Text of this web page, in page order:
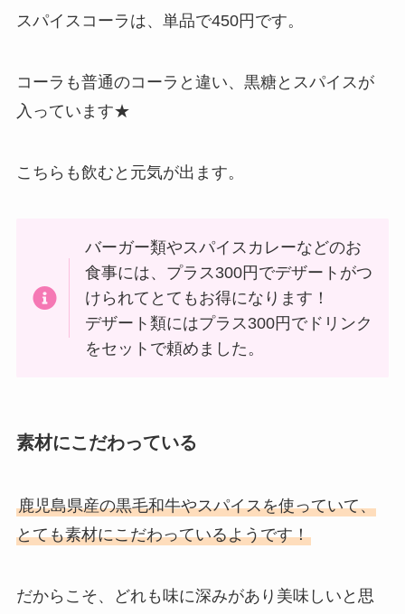
スパイスコーラは、単品で450円です。
コーラも普通のコーラと違い、黒糖とスパイスが
入っています★
こちらも飲むと元気が出ます。
バーガー類やスパイスカレーなどのお
食事には、プラス300円でデザートがつ
けられてとてもお得になります！
デザート類にはプラス300円でドリンク
をセットで頼めました。
素材にこだわっている
鹿児島県産の黒毛和牛やスパイスを使っていて、
とても素材にこだわっているようです！
だからこそ、どれも味に深みがあり美味しいと思